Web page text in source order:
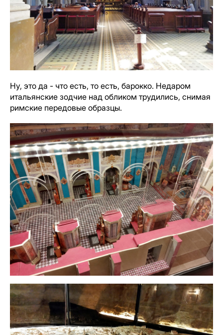
Ну, это да - что есть, то есть, барокко. Недаром
итальянские зодчие над обликом трудились, снимая
римские передовые образцы.